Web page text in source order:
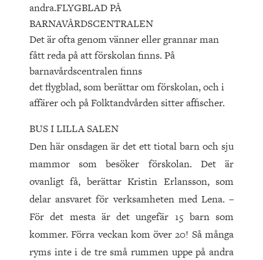
andra.FLYGBLAD PÅ
BARNAVÅRDSCENTRALEN
Det är ofta genom vänner eller grannar man
fått reda på att förskolan finns. På
barnavårdscentralen finns
det flygblad, som berättar om förskolan, och i
affärer och på Folktandvården sitter affischer.
BUS I LILLA SALEN
Den här onsdagen är det ett tiotal barn och sju
mammor som besöker förskolan. Det är
ovanligt få, berättar Kristin Erlansson, som
delar ansvaret för verksamheten med Lena. –
För det mesta är det ungefär 15 barn som
kommer. Förra veckan kom över 20! Så många
ryms inte i de tre små rummen uppe på andra